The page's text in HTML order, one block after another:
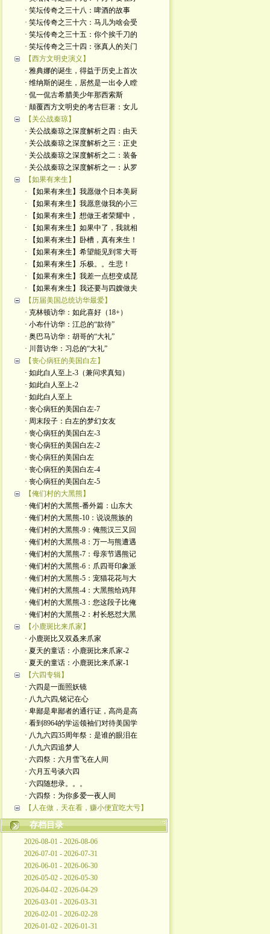
· 笑坛传奇之三十八：啤酒的故事
· 笑坛传奇之三十六：马儿为啥会受
· 笑坛传奇之三十五：你个挨千刀的
· 笑坛传奇之三十四：张真人的关门
【西方文明史演义】
· 雅典娜的诞生，得益于历史上首次
· 维纳斯的诞生，居然是一出令人瞠
· 侃一侃古希腊美少年那西索斯
· 颠覆西方文明史的考古巨著：女儿
【关公战秦琼】
· 关公战秦琼之深度解析之四：由天
· 关公战秦琼之深度解析之三：正史
· 关公战秦琼之深度解析之二：装备
· 关公战秦琼之深度解析之一：从罗
【如果有来生】
· 【如果有来生】我愿做个日本美厨
· 【如果有来生】我愿意做我的小三
· 【如果有来生】想做王者荣耀中，
· 【如果有来生】如果中了，我就相
· 【如果有来生】卧槽，真有来生！
· 【如果有来生】希望能见到常大哥
· 【如果有来生】乐极。。生悲！
· 【如果有来生】我差一点想变成琵
· 【如果有来生】我还要与四嫂做夫
【历届美国总统访华最爱】
· 克林顿访华：如此喜好（18+）
· 小布什访华：江总的“款待”
· 奥巴马访华：胡哥的“大礼”
· 川普访华：习总的“大礼”
【丧心病狂的美国白左】
· 如此白人至上-3（兼问求真知）
· 如此白人至上-2
· 如此白人至上
· 丧心病狂的美国白左-7
· 周末段子：白左的梦幻女友
· 丧心病狂的美国白左-3
· 丧心病狂的美国白左-2
· 丧心病狂的美国白左
· 丧心病狂的美国白左-4
· 丧心病狂的美国白左-5
【俺们村的大黑熊】
· 俺们村的大黑熊-番外篇：山东大
· 俺们村的大黑熊-10：说说熊族的
· 俺们村的大黑熊-9：俺熊汉三又回
· 俺们村的大黑熊-8：万一与熊遭遇
· 俺们村的大黑熊-7：母亲节遇熊记
· 俺们村的大黑熊-6：爪四哥印象派
· 俺们村的大黑熊-5：宠猫花花与大
· 俺们村的大黑熊-4：大黑熊给鸡拜
· 俺们村的大黑熊-3：您这段子比俺
· 俺们村的大黑熊-2：村长怒怼大黑
【小鹿斑比来爪家】
· 小鹿斑比又双叒来爪家
· 夏天的童话：小鹿斑比来爪家-2
· 夏天的童话：小鹿斑比来爪家-1
【六四专辑】
· 六四是一面照妖镜
· 八九六四,铭记在心
· 卑鄙是卑鄙者的通行证，高尚是高
· 看到8964的学运领袖们对待美国学
· 八九六四35周年祭：是谁的眼泪在
· 八九六四追梦人
· 六四祭：六月雪飞在人间
· 六月五号谈六四
· 六四随想录。。。
· 六四祭：为你多爱一夜人间
【人在做，天在看，赚小便宜吃大亏】
存档目录
2026-08-01 - 2026-08-06
2026-07-01 - 2026-07-31
2026-06-01 - 2026-06-30
2026-05-02 - 2026-05-30
2026-04-02 - 2026-04-29
2026-03-01 - 2026-03-31
2026-02-01 - 2026-02-28
2026-01-02 - 2026-01-31